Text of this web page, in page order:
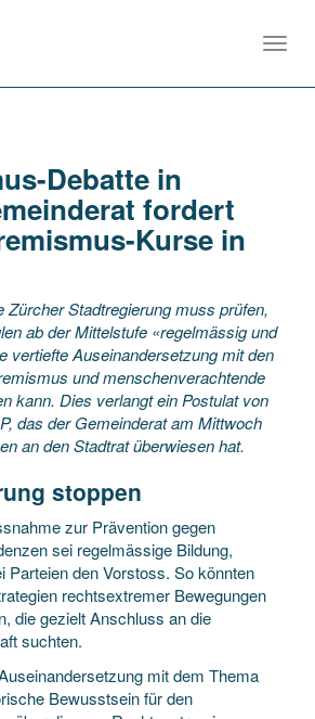
Debatte in
fordert
Kurse in
Zürcher Stadtregierung muss prüfen,
ab der Mittelstufe «regelmässig und
vertiefte Auseinandersetzung mit den
und menschenverachtende
kann. Dies verlangt ein Postulat von
das der Gemeinderat am Mittwoch
an den Stadtrat überwiesen hat.
stoppen
zur Prävention gegen
sei regelmässige Bildung,
Parteien den Vorstoss. So könnten
rechtsextremer Bewegungen
die gezielt Anschluss an die
suchten.
mit dem Thema
Bewusstsein für den